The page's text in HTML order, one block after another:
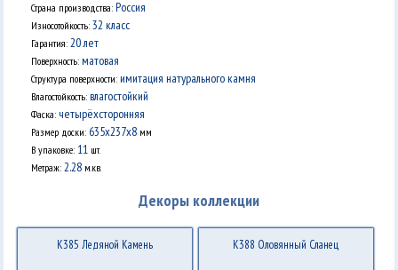
Страна производства: Россия
Износотойкость:32 класс
Гарантия:20 лет
Поверхность:матовая
Структура поверхности:имитация натурального камня
Влагостойкость:влагостойкий
Фаска:четырёхсторонняя
Размер доски: 635x237x8 мм
В упаковке: 11 шт.
Метраж:2.28 м.кв.
Декоры коллекции
K385 Ледяной Камень K388 Оловянный Сланец